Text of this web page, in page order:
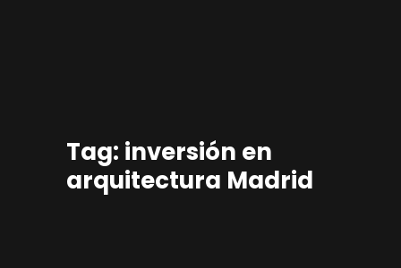
Tag: inversión en
arquitectura Madrid